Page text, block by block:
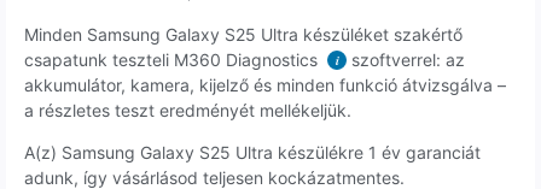
Minden Samsung Galaxy S25 Ultra készüléket szakértő
csapatunk teszteli M360 Diagnostics
i
szoftverrel: az
akkumulátor, kamera, kijelző és minden funkció átvizsgálva –
a részletes teszt eredményét mellékeljük.
A(z) Samsung Galaxy S25 Ultra készülékre 1 év garanciát
adunk, így vásárlásod teljesen kockázatmentes.